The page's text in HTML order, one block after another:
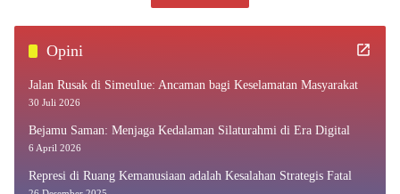
Opini
Jalan Rusak di Simeulue: Ancaman bagi Keselamatan Masyarakat
30 Juli 2026
Bejamu Saman: Menjaga Kedalaman Silaturahmi di Era Digital
6 April 2026
Represi di Ruang Kemanusiaan adalah Kesalahan Strategis Fatal